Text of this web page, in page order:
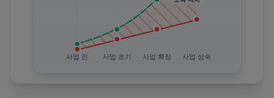
사업 전 사업 초기 사업 확장 사업 성숙